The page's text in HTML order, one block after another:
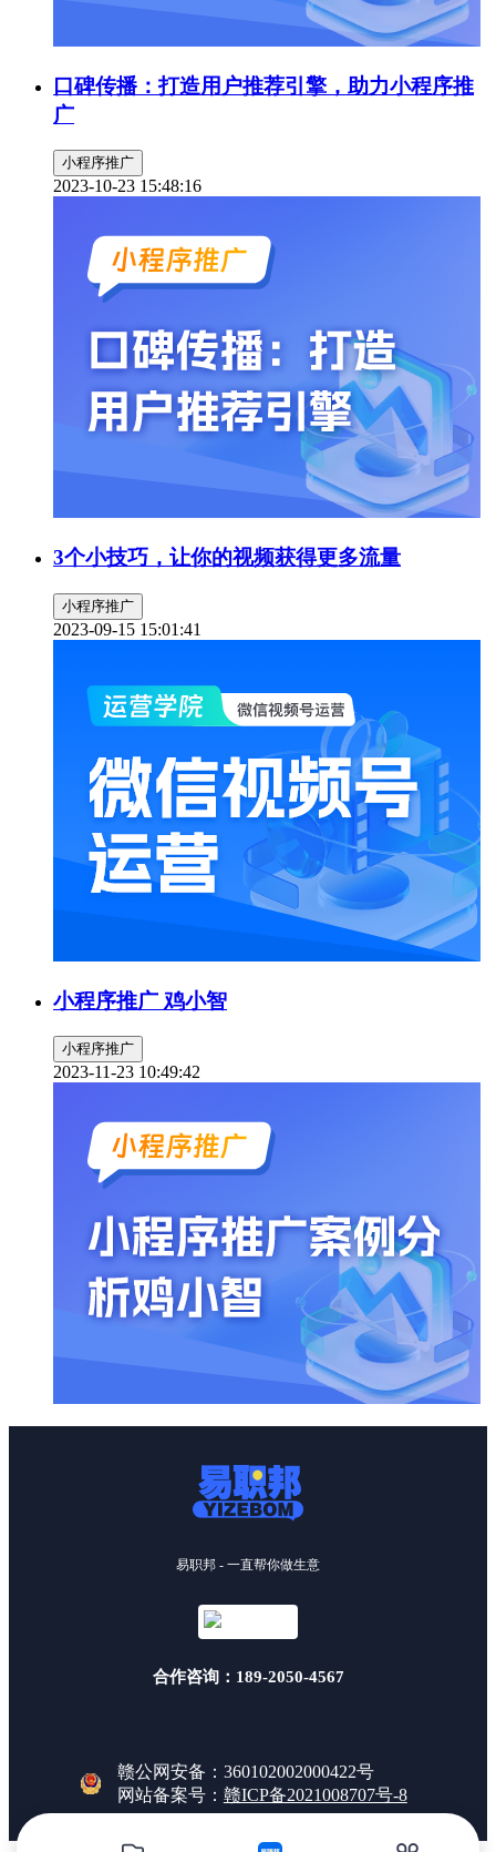
口碑传播：打造用户推荐引擎，助力小程序推
广
小程序推广
2023-10-23 15:48:16
3个小技巧，让你的视频获得更多流量
小程序推广
2023-09-15 15:01:41
小程序推广 鸡小智
小程序推广
2023-11-23 10:49:42
易职邦 - 一直帮你做生意
合作咨询：189-2050-4567
赣公网安备：360102002000422号
网站备案号： 赣ICP备2021008707号-8